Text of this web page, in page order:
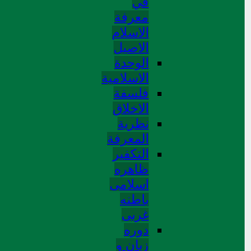
معرفة
الاسلام
الاصیل
الوحدة
الاسلامیة
فلسفة
الاخلاق
نظریة
المعرفة
التکفیر
ظاهره
اسلامی
باطنه
غربی
دوره
زبان و